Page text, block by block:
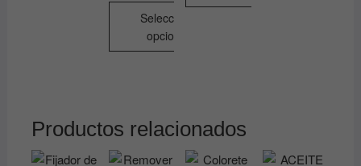
Seleccionar
opciones
múltiples
variantes.
Las
Productos relacionados